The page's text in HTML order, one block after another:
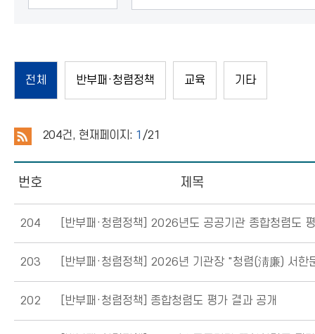
전체 반부패·청렴정책 교육 기타
204건, 현재페이지: 1 /21
번호 제목
204 [반부패·청렴정책] 2026년도 공공기관 종합청렴도 평가 관련 개인정보 제3자 제공사
203 [반부패·청렴정책] 2026년 기관장 "청렴(淸廉) 서한
202 [반부패·청렴정책] 종합청렴도 평가 결과 공개